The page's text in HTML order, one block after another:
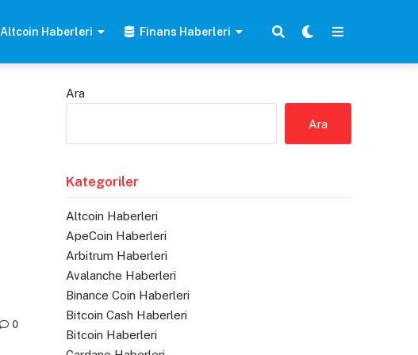
Altcoin Haberleri Finans Haberleri
0
Ara
Ara
Kategoriler
Altcoin Haberleri
ApeCoin Haberleri
Arbitrum Haberleri
Avalanche Haberleri
Binance Coin Haberleri
Bitcoin Cash Haberleri
Bitcoin Haberleri